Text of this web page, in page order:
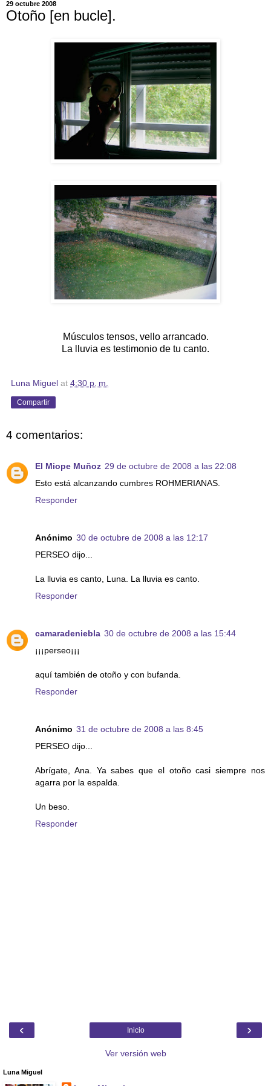
29 octubre 2008
Otoño [en bucle].
Músculos tensos, vello arrancado.
La lluvia es testimonio de tu canto.
Luna Miguel at 4:30 p. m.
Compartir
4 comentarios:
El Miope Muñoz 29 de octubre de 2008 a las 22:08
Esto está alcanzando cumbres ROHMERIANAS.
Responder
Anónimo 30 de octubre de 2008 a las 12:17
PERSEO dijo...
La lluvia es canto, Luna. La lluvia es canto.
Responder
camaradeniebla 30 de octubre de 2008 a las 15:44
¡¡¡perseo¡¡¡
aquí también de otoño y con bufanda.
Responder
Anónimo 31 de octubre de 2008 a las 8:45
PERSEO dijo...
Abrígate, Ana. Ya sabes que el otoño casi siempre nos
agarra por la espalda.
Un beso.
Responder
‹ ›
Inicio
Ver versión web
Luna Miguel